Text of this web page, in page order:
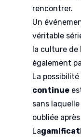
rencontrer.
Un
véritable
la culture de
également
La possibilité
continue
sans
oubliée
La